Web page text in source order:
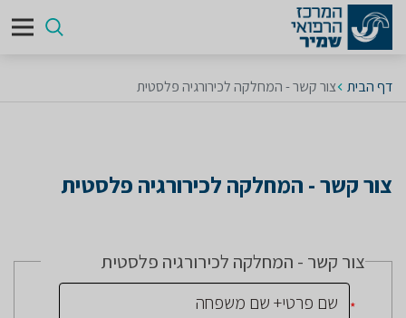
דף הבית צור קשר - המחלקה לכירורגיה פלסטית
צור קשר - המחלקה לכירורגיה פלסטית
צור קשר - המחלקה לכירורגיה פלסטית
*